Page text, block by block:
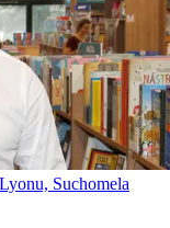
Suchomela